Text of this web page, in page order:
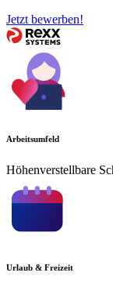
Jetzt bewerben!
Arbeitsumfeld
Höhenverstellbare
Urlaub & Freizeit